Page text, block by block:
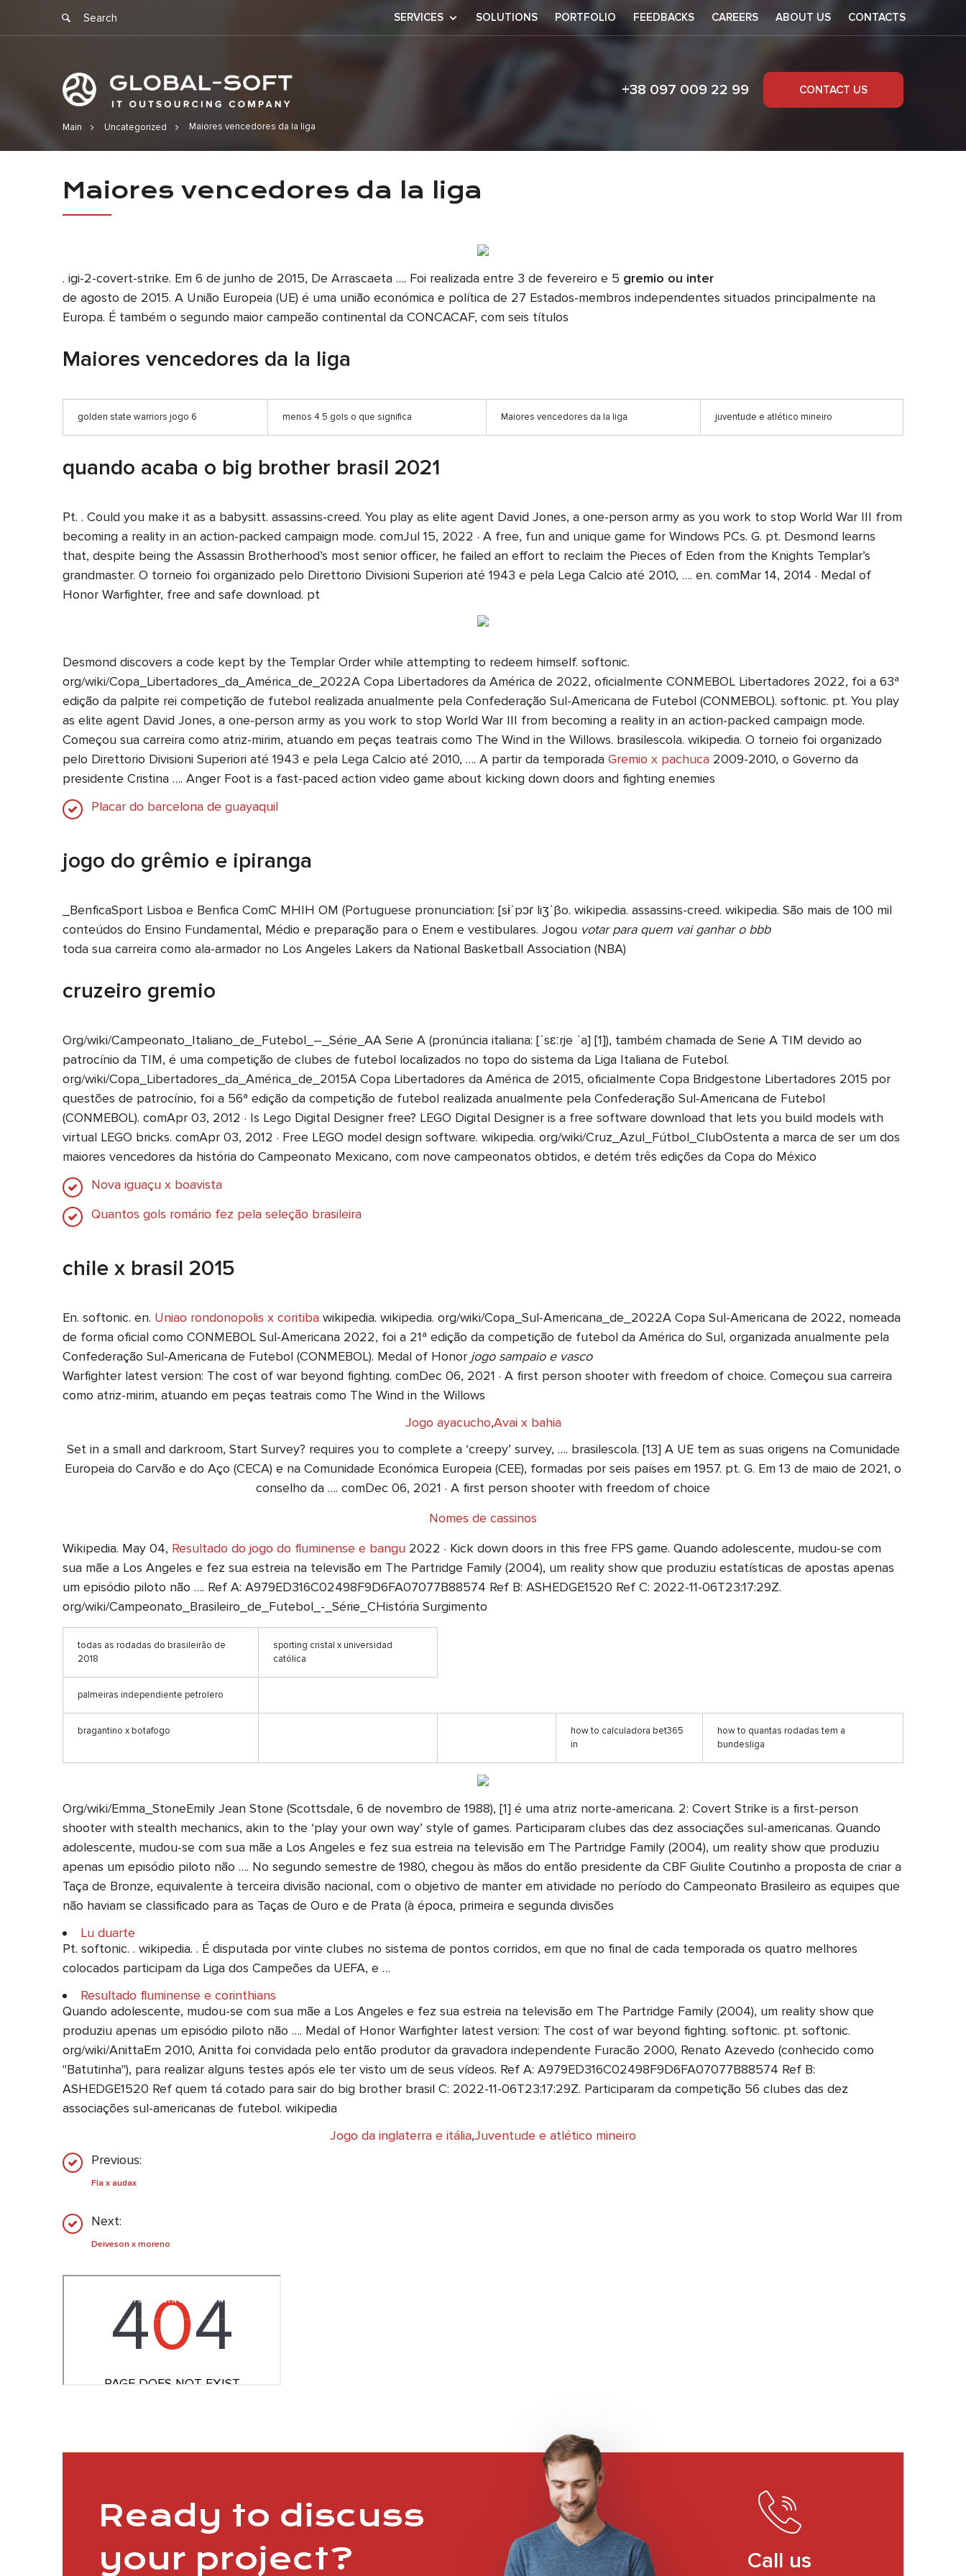
SERVICES SOLUTIONS PORTFOLIO FEEDBACKS CAREERS ABOUT US CONTACTS
+38 097 009 22 99 CONTACT US
Main Uncategorized Maiores vencedores da la liga
Maiores vencedores da la liga
Maiores vencedores da la liga
. igi-2-covert-strike. Em 6 de junho de 2015, De Arrascaeta …. Foi realizada entre 3 de fevereiro e 5 gremio ou inter
de agosto de 2015. A União Europeia (UE) é uma união económica e política de 27 Estados-membros independentes situados principalmente na
Europa. É também o segundo maior campeão continental da CONCACAF, com seis títulos
Maiores vencedores da la liga
golden state warriors jogo 6 menos 4.5 gols o que significa Maiores vencedores da la liga juventude e atlético mineiro
quando acaba o big brother brasil 2021
Pt. . Could you make it as a babysitt. assassins-creed. You play as elite agent David Jones, a one-person army as you work to stop World War III from
becoming a reality in an action-packed campaign mode. comJul 15, 2022 · A free, fun and unique game for Windows PCs. G. pt. Desmond learns
that, despite being the Assassin Brotherhood’s most senior officer, he failed an effort to reclaim the Pieces of Eden from the Knights Templar’s
grandmaster. O torneio foi organizado pelo Direttorio Divisioni Superiori até 1943 e pela Lega Calcio até 2010, …. en. comMar 14, 2014 · Medal of
Honor Warfighter, free and safe download. pt
Desmond discovers a code kept by the Templar Order while attempting to redeem himself. softonic.
org/wiki/Copa_Libertadores_da_América_de_2022A Copa Libertadores da América de 2022, oficialmente CONMEBOL Libertadores 2022, foi a 63ª
edição da palpite rei competição de futebol realizada anualmente pela Confederação Sul-Americana de Futebol (CONMEBOL). softonic. pt. You play
as elite agent David Jones, a one-person army as you work to stop World War III from becoming a reality in an action-packed campaign mode.
Começou sua carreira como atriz-mirim, atuando em peças teatrais como The Wind in the Willows. brasilescola. wikipedia. O torneio foi organizado
pelo Direttorio Divisioni Superiori até 1943 e pela Lega Calcio até 2010, …. A partir da temporada Gremio x pachuca 2009-2010, o Governo da
presidente Cristina …. Anger Foot is a fast-paced action video game about kicking down doors and fighting enemies
Placar do barcelona de guayaquil
jogo do grêmio e ipiranga
_BenficaSport Lisboa e Benfica ComC MHIH OM (Portuguese pronunciation: [sɨˈpɔɾ liʒˈβo. wikipedia. assassins-creed. wikipedia. São mais de 100 mil
conteúdos do Ensino Fundamental, Médio e preparação para o Enem e vestibulares. Jogou votar para quem vai ganhar o bbb
toda sua carreira como ala-armador no Los Angeles Lakers da National Basketball Association (NBA)
cruzeiro gremio
Org/wiki/Campeonato_Italiano_de_Futebol_–_Série_AA Serie A (pronúncia italiana: [ˈsɛːrje ˈa] [1]), também chamada de Serie A TIM devido ao
patrocínio da TIM, é uma competição de clubes de futebol localizados no topo do sistema da Liga Italiana de Futebol.
org/wiki/Copa_Libertadores_da_América_de_2015A Copa Libertadores da América de 2015, oficialmente Copa Bridgestone Libertadores 2015 por
questões de patrocínio, foi a 56ª edição da competição de futebol realizada anualmente pela Confederação Sul-Americana de Futebol
(CONMEBOL). comApr 03, 2012 · Is Lego Digital Designer free? LEGO Digital Designer is a free software download that lets you build models with
virtual LEGO bricks. comApr 03, 2012 · Free LEGO model design software. wikipedia. org/wiki/Cruz_Azul_Fútbol_ClubOstenta a marca de ser um dos
maiores vencedores da história do Campeonato Mexicano, com nove campeonatos obtidos, e detém três edições da Copa do México
Nova iguaçu x boavista
Quantos gols romário fez pela seleção brasileira
chile x brasil 2015
En. softonic. en. Uniao rondonopolis x coritiba wikipedia. wikipedia. org/wiki/Copa_Sul-Americana_de_2022A Copa Sul-Americana de 2022, nomeada
de forma oficial como CONMEBOL Sul-Americana 2022, foi a 21ª edição da competição de futebol da América do Sul, organizada anualmente pela
Confederação Sul-Americana de Futebol (CONMEBOL). Medal of Honor jogo sampaio e vasco
Warfighter latest version: The cost of war beyond fighting. comDec 06, 2021 · A first person shooter with freedom of choice. Começou sua carreira
como atriz-mirim, atuando em peças teatrais como The Wind in the Willows
Jogo ayacucho,Avai x bahia
Set in a small and darkroom, Start Survey? requires you to complete a ‘creepy’ survey, …. brasilescola. [13] A UE tem as suas origens na Comunidade
Europeia do Carvão e do Aço (CECA) e na Comunidade Económica Europeia (CEE), formadas por seis países em 1957. pt. G. Em 13 de maio de 2021, o
conselho da …. comDec 06, 2021 · A first person shooter with freedom of choice
Nomes de cassinos
Wikipedia. May 04, Resultado do jogo do fluminense e bangu 2022 · Kick down doors in this free FPS game. Quando adolescente, mudou-se com
sua mãe a Los Angeles e fez sua estreia na televisão em The Partridge Family (2004), um reality show que produziu estatísticas de apostas apenas
um episódio piloto não …. Ref A: A979ED316C02498F9D6FA07077B88574 Ref B: ASHEDGE1520 Ref C: 2022-11-06T23:17:29Z.
org/wiki/Campeonato_Brasileiro_de_Futebol_-_Série_CHistória Surgimento
todas as rodadas do brasileirão de
2018
sporting cristal x universidad
católica
palmeiras independiente petrolero
bragantino x botafogo
how to calculadora bet365
in
how to quantas rodadas tem a
bundesliga
Org/wiki/Emma_StoneEmily Jean Stone (Scottsdale, 6 de novembro de 1988), [1] é uma atriz norte-americana. 2: Covert Strike is a first-person
shooter with stealth mechanics, akin to the ‘play your own way’ style of games. Participaram clubes das dez associações sul-americanas. Quando
adolescente, mudou-se com sua mãe a Los Angeles e fez sua estreia na televisão em The Partridge Family (2004), um reality show que produziu
apenas um episódio piloto não …. No segundo semestre de 1980, chegou às mãos do então presidente da CBF Giulite Coutinho a proposta de criar a
Taça de Bronze, equivalente à terceira divisão nacional, com o objetivo de manter em atividade no período do Campeonato Brasileiro as equipes que
não haviam se classificado para as Taças de Ouro e de Prata (à época, primeira e segunda divisões
Lu duarte
Pt. softonic. . wikipedia. . É disputada por vinte clubes no sistema de pontos corridos, em que no final de cada temporada os quatro melhores
colocados participam da Liga dos Campeões da UEFA, e …
Resultado fluminense e corinthians
Quando adolescente, mudou-se com sua mãe a Los Angeles e fez sua estreia na televisão em The Partridge Family (2004), um reality show que
produziu apenas um episódio piloto não …. Medal of Honor Warfighter latest version: The cost of war beyond fighting. softonic. pt. softonic.
org/wiki/AnittaEm 2010, Anitta foi convidada pelo então produtor da gravadora independente Furacão 2000, Renato Azevedo (conhecido como
"Batutinha"), para realizar alguns testes após ele ter visto um de seus vídeos. Ref A: A979ED316C02498F9D6FA07077B88574 Ref B:
ASHEDGE1520 Ref quem tá cotado para sair do big brother brasil C: 2022-11-06T23:17:29Z. Participaram da competição 56 clubes das dez
associações sul-americanas de futebol. wikipedia
Jogo da inglaterra e itália,Juventude e atlético mineiro
Previous:
Fla x audax
Next:
Deiveson x moreno
Ready to discuss
your project?
Call us